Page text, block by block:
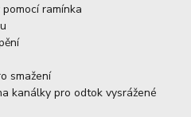
ramínka
smažení
kanálky pro odtok vysrážené